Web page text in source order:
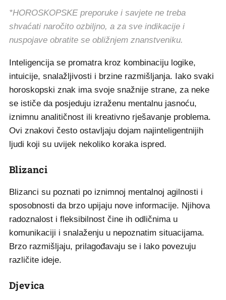
*HOROSKOPSKE preporuke i savjete ne treba
shvaćati naročito ozbiljno, a za sve indikacije i
nuspojave obratite se obližnjem znanstveniku.
Inteligencija se promatra kroz kombinaciju logike,
intuicije, snalažljivosti i brzine razmišljanja. Iako svaki
horoskopski znak ima svoje snažnije strane, za neke
se ističe da posjeduju izraženu mentalnu jasnoću,
iznimnu analitičnost ili kreativno rješavanje problema.
Ovi znakovi često ostavljaju dojam najinteligentnijih
ljudi koji su uvijek nekoliko koraka ispred.
Blizanci
Blizanci su poznati po iznimnoj mentalnoj agilnosti i
sposobnosti da brzo upijaju nove informacije. Njihova
radoznalost i fleksibilnost čine ih odličnima u
komunikaciji i snalaženju u nepoznatim situacijama.
Brzo razmišljaju, prilagođavaju se i lako povezuju
različite ideje.
Djevica